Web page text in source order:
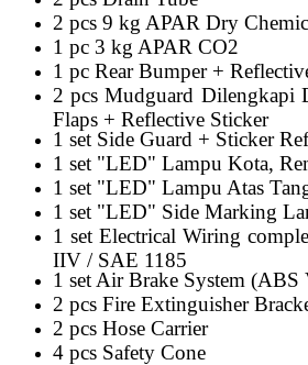
2 pcs 9 kg APAR Dry
1 pc 3 kg APAR CO2
1 pc Rear Bumper +
2 pcs Mudguard Dilengkapi
Flaps + Reflective Sticker
1 set Side Guard + Sticker
1 set "LED" Lampu Kota,
1 set "LED" Lampu Atas
1 set "LED" Side Marking
1 set Electrical Wiring
IIV / SAE 1185
1 set Air Brake System
2 pcs Fire Extinguisher
2 pcs Hose Carrier
4 pcs Safety Cone